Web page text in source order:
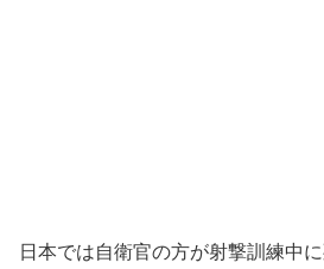
日本では自衛官の方が射撃訓練中